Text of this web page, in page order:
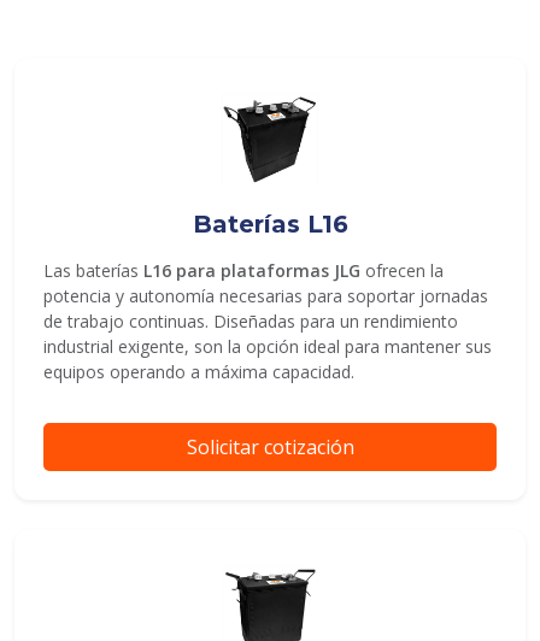
ENVIAR
Baterías L16
Las baterías L16 para plataformas JLG ofrecen la
potencia y autonomía necesarias para soportar jornadas
de trabajo continuas. Diseñadas para un rendimiento
industrial exigente, son la opción ideal para mantener sus
equipos operando a máxima capacidad.
Solicitar cotización